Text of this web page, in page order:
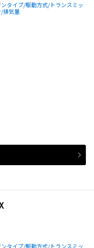
タイプ/駆動方式/トランスミッ
/排気量
タイプ/駆動方式/トランスミッ